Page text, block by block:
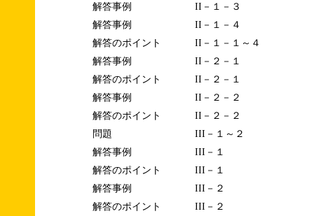
解答事例
II－１－３
解答事例
II－１－４
解答のポイント
II－１－１～４
解答事例
II－２－１
解答のポイント
II－２－１
解答事例
II－２－２
解答のポイント
II－２－２
問題
III－１～２
解答事例
III－１
解答のポイント
III－１
解答事例
III－２
解答のポイント
III－２